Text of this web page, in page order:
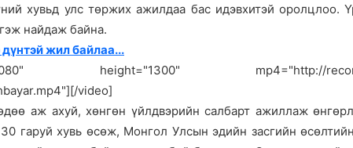
хувьд улс төржих ажилдаа бас идэвхитэй оролцлоо.
найдаж байна.
жил байлаа...
height="1300" mp4="http://
video]
аж ахуй, хөнгөн үйлдвэрийн салбарт ажиллаж
30 гаруй хувь өсөж, Монгол Улсын эдийн засгийн